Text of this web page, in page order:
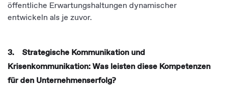
öffentliche Erwartungshaltungen dynamischer
entwickeln als je zuvor.
3. Strategische Kommunikation und
Krisenkommunikation: Was leisten diese Kompetenzen
für den Unternehmenserfolg?